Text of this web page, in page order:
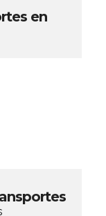
en